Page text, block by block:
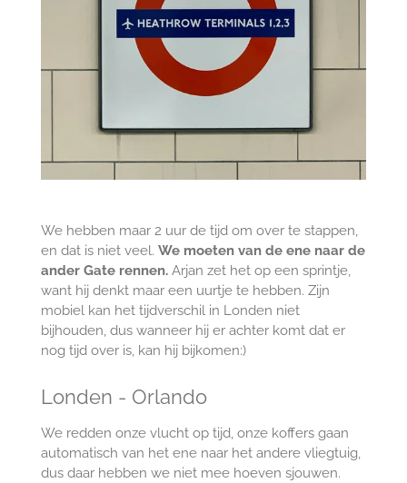
We hebben maar 2 uur de tijd om over te stappen,
en dat is niet veel. We moeten van de ene naar de
ander Gate rennen.Arjan zet het op een sprintje,
want hij denkt maar een uurtje te hebben. Zijn
mobiel kan het tijdverschil in Londen niet
bijhouden, dus wanneer hij er achter komt dat er
nog tijd over is, kan hij bijkomen:)
Londen - Orlando
We redden onze vlucht op tijd, onze koffers gaan
automatisch van het ene naar het andere vliegtuig,
dus daar hebben we niet mee hoeven sjouwen.